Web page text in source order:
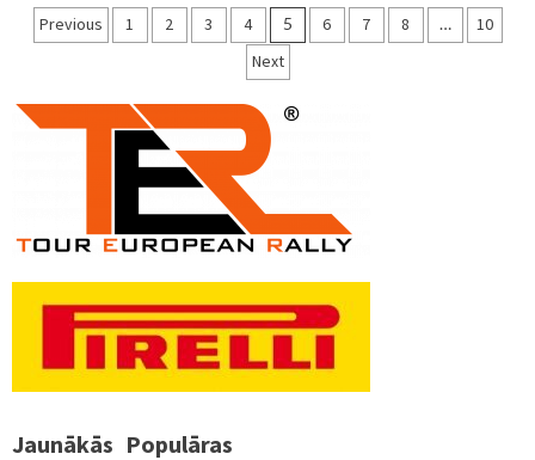
Ziņu
pēc
lappusēm
Previous 1 2 3 4 5 6 7 8 …
10
Next
Jaunākās Populāras